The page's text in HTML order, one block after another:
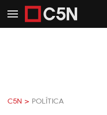
C5N > POLÍTICA